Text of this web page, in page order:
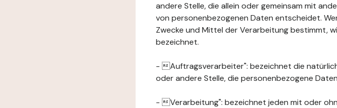
andere Stelle, die allein oder gemeinsam mit
von personenbezogenen Daten entscheidet.
Zwecke und Mittel der Verarbeitung bestimmt,
bezeichnet.
- Auftragsverarbeiter": bezeichnet die
oder andere Stelle, die personenbezogene
- Verarbeitung": bezeichnet jeden mit oder